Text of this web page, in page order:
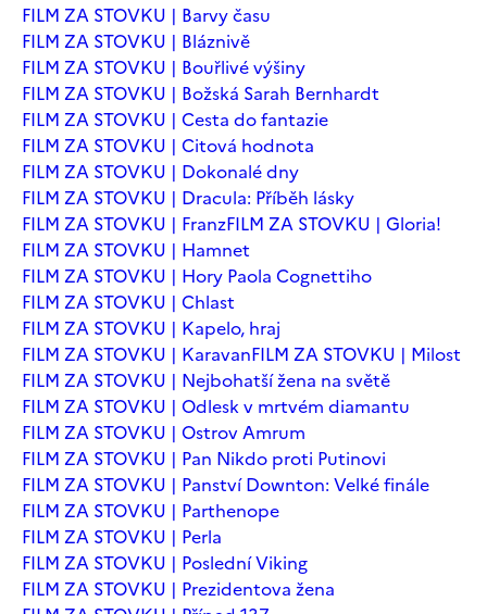
FILM ZA STOVKU | Barvy času
FILM ZA STOVKU | Bláznivě
FILM ZA STOVKU | Bouřlivé výšiny
FILM ZA STOVKU | Božská Sarah Bernhardt
FILM ZA STOVKU | Cesta do fantazie
FILM ZA STOVKU | Citová hodnota
FILM ZA STOVKU | Dokonalé dny
FILM ZA STOVKU | Dracula: Příběh lásky
FILM ZA STOVKU | FranzFILM ZA STOVKU | Gloria!
FILM ZA STOVKU | Hamnet
FILM ZA STOVKU | Hory Paola Cognettiho
FILM ZA STOVKU | Chlast
FILM ZA STOVKU | Kapelo, hraj
FILM ZA STOVKU | KaravanFILM ZA STOVKU | Milost
FILM ZA STOVKU | Nejbohatší žena na světě
FILM ZA STOVKU | Odlesk v mrtvém diamantu
FILM ZA STOVKU | Ostrov Amrum
FILM ZA STOVKU | Pan Nikdo proti Putinovi
FILM ZA STOVKU | Panství Downton: Velké finále
FILM ZA STOVKU | Parthenope
FILM ZA STOVKU | Perla
FILM ZA STOVKU | Poslední Viking
FILM ZA STOVKU | Prezidentova žena